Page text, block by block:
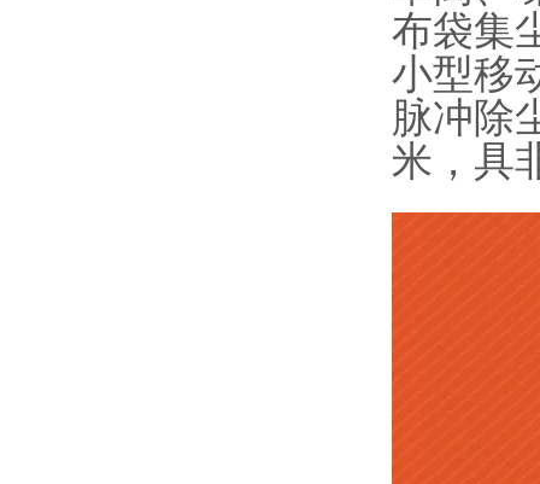
布袋集
小型移
脉冲除
米，具